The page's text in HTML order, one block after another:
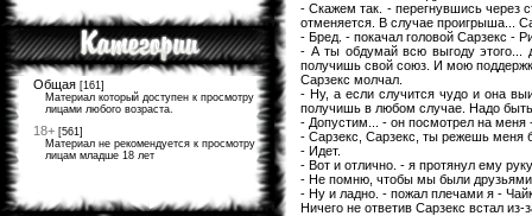
Общая [161]
Материал который доступен к просмотру
лицами любого возраста.
18+ [561]
Материал не рекомендуется к просмотру
лицам младше 18 лет
- Скажем так. - перегнувшись через
отменяется. В случае проигрыша...
- Бред. - покачал головой Сарзекс -
- А ты обдумай всю выгоду этого...
получишь свой союз. И мою
Сарзекс молчал.
- Ну, а если случится чудо и она
получишь в любом случае. Надо
- Допустим... - он посмотрел на меня
- Сарзекс, Сарзекс, ты режешь меня
- Идет.
- Вот и отлично. - я протянул ему
- Не помню, чтобы мы были
- Ну и ладно. - пожал плечами я -
Ничего не ответив Сарзекс встал